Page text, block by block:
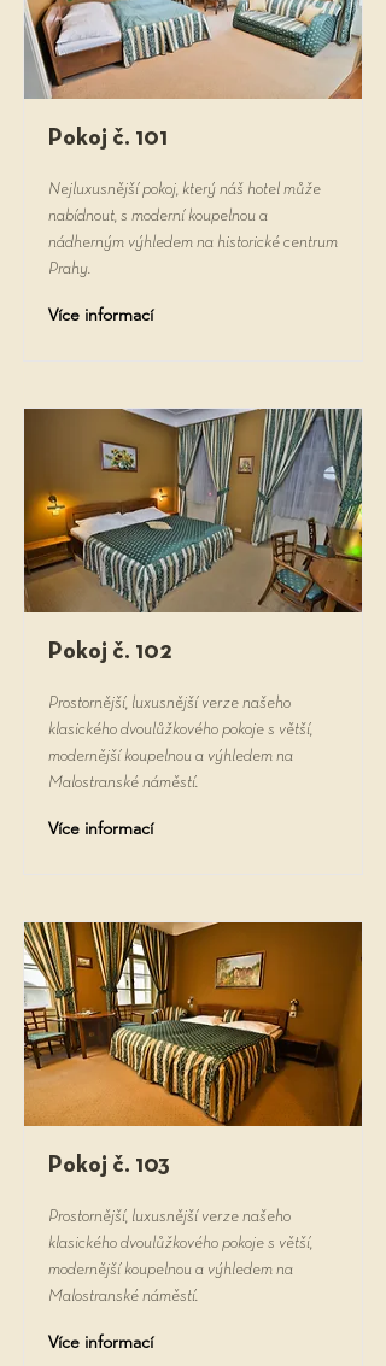
Pokoj č. 101
Nejluxusnější pokoj, který náš hotel může
nabídnout, s moderní koupelnou a
nádherným výhledem na historické centrum
Prahy.
Více informací
Pokoj č. 102
Prostornější, luxusnější verze našeho
klasického dvoulůžkového pokoje s větší,
modernější koupelnou a výhledem na
Malostranské náměstí.
Více informací
Pokoj č. 103
Prostornější, luxusnější verze našeho
klasického dvoulůžkového pokoje s větší,
modernější koupelnou a výhledem na
Malostranské náměstí.
Více informací